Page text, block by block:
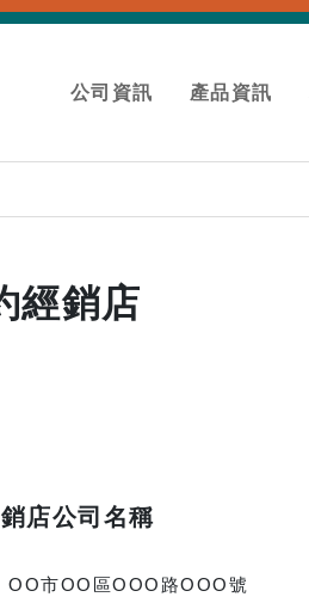
公司資訊 產品資訊
經銷店
店公司名稱
OO市OO區OOO路OOO號